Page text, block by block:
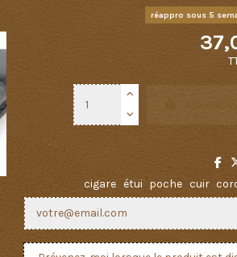
réappro sous 5
Ajouter
cigare étui poche cuir